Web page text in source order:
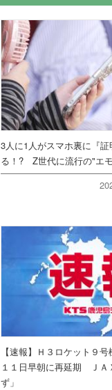
3人に1人がスマホ裏に『
る！? Z世代に流行の"エ
【速報】Ｈ３ロケット９
１１日早朝に再延期 ＪＡ
ず」